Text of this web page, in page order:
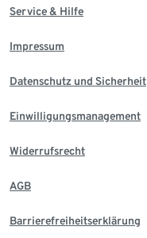
Service & Hilfe
Impressum
Datenschutz und Sicherheit
Einwilligungsmanagement
Widerrufsrecht
AGB
Barrierefreiheitserklärung